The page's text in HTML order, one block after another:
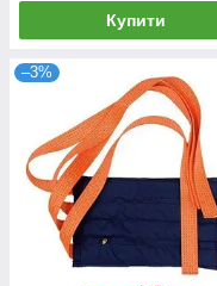
Купити
–3%